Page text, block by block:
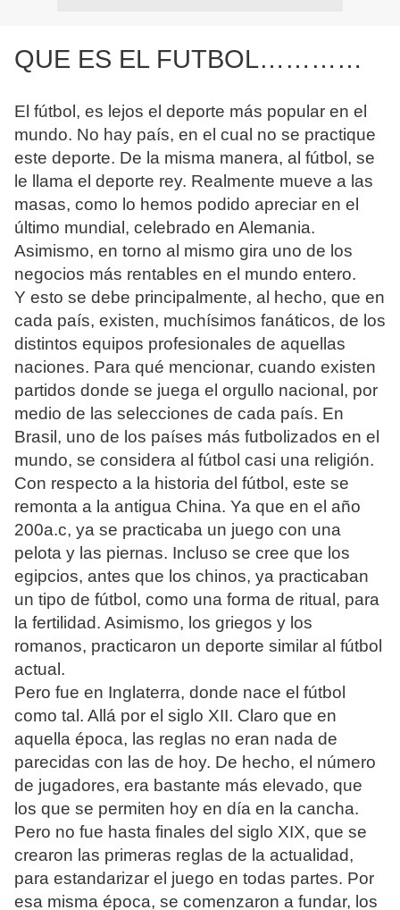
QUE ES EL FUTBOL…………
El fútbol, es lejos el deporte más popular en el
mundo. No hay país, en el cual no se practique
este deporte. De la misma manera, al fútbol, se
le llama el deporte rey. Realmente mueve a las
masas, como lo hemos podido apreciar en el
último mundial, celebrado en Alemania.
Asimismo, en torno al mismo gira uno de los
negocios más rentables en el mundo entero.
Y esto se debe principalmente, al hecho, que en
cada país, existen, muchísimos fanáticos, de los
distintos equipos profesionales de aquellas
naciones. Para qué mencionar, cuando existen
partidos donde se juega el orgullo nacional, por
medio de las selecciones de cada país. En
Brasil, uno de los países más futbolizados en el
mundo, se considera al fútbol casi una religión.
Con respecto a la historia del fútbol, este se
remonta a la antigua China. Ya que en el año
200a.c, ya se practicaba un juego con una
pelota y las piernas. Incluso se cree que los
egipcios, antes que los chinos, ya practicaban
un tipo de fútbol, como una forma de ritual, para
la fertilidad. Asimismo, los griegos y los
romanos, practicaron un deporte similar al fútbol
actual.
Pero fue en Inglaterra, donde nace el fútbol
como tal. Allá por el siglo XII. Claro que en
aquella época, las reglas no eran nada de
parecidas con las de hoy. De hecho, el número
de jugadores, era bastante más elevado, que
los que se permiten hoy en día en la cancha.
Pero no fue hasta finales del siglo XIX, que se
crearon las primeras reglas de la actualidad,
para estandarizar el juego en todas partes. Por
esa misma época, se comenzaron a fundar, los